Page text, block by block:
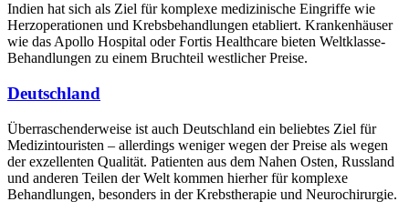
Indien hat sich als Ziel für komplexe medizinische Eingriffe wie
Herzoperationen und Krebs­behandlungen etabliert. Krankenhäuser
wie das Apollo Hospital oder Fortis Healthcare bieten Weltklasse-
Behandlungen zu einem Bruchteil westlicher Preise.
Deutschland
Überraschenderweise ist auch Deutschland ein beliebtes Ziel für
Medizintouristen – allerdings weniger wegen der Preise als wegen
der exzellenten Qualität. Patienten aus dem Nahen Osten, Russland
und anderen Teilen der Welt kommen hierher für komplexe
Behandlungen, besonders in der Krebstherapie und Neurochirurgie.